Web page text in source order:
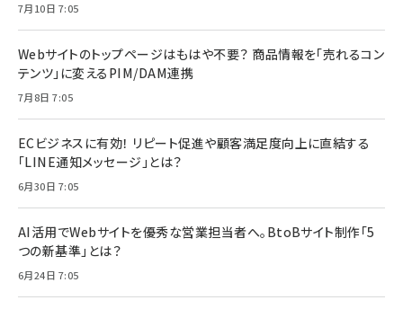
7月10日 7:05
Webサイトのトップページはもはや不要？ 商品情報を「売れるコン
テンツ」に変えるPIM/DAM連携
7月8日 7:05
ECビジネスに有効！ リピート促進や顧客満足度向上に直結する
「LINE通知メッセージ」とは？
6月30日 7:05
AI活用でWebサイトを優秀な営業担当者へ。BtoBサイト制作「5
つの新基準」とは？
6月24日 7:05